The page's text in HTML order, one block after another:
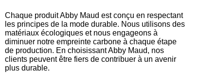
Chaque produit Abby Maud est conçu en respectant
les principes de la mode durable. Nous utilisons des
matériaux écologiques et nous engageons à
diminuer notre empreinte carbone à chaque étape
de production. En choisissant Abby Maud, nos
clients peuvent être fiers de contribuer à un avenir
plus durable.